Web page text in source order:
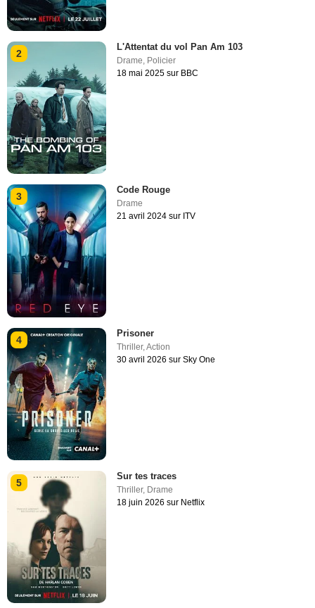
2
L'Attentat du vol Pan Am 103
Drame, Policier
18 mai 2025 sur BBC
3
Code Rouge
Drame
21 avril 2024 sur ITV
4
Prisoner
Thriller,Action
30 avril 2026 sur Sky One
5
Sur tes traces
Thriller, Drame
18 juin 2026 sur Netflix